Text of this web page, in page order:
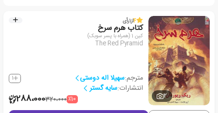
2
4از1رأی
کتاب هرم سرخ
کین 1 (همراه با پسر سوبک)
The Red Pyramid
مترجم:سهیلا اله دوستی 1
انتشارات:سایه گستر
٪10320،000288،000